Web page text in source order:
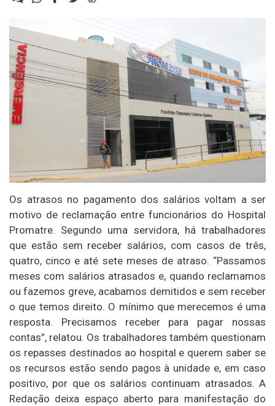
Os atrasos no pagamento dos salários voltam a ser
motivo de reclamação entre funcionários do Hospital
Promatre. Segundo uma servidora, há trabalhadores
que estão sem receber salários, com casos de três,
quatro, cinco e até sete meses de atraso. “Passamos
meses com salários atrasados e, quando reclamamos
ou fazemos greve, acabamos demitidos e sem receber
o que temos direito. O mínimo que merecemos é uma
resposta. Precisamos receber para pagar nossas
contas”, relatou. Os trabalhadores também questionam
os repasses destinados ao hospital e querem saber se
os recursos estão sendo pagos à unidade e, em caso
positivo, por que os salários continuam atrasados. A
Redação deixa espaço aberto para manifestação do